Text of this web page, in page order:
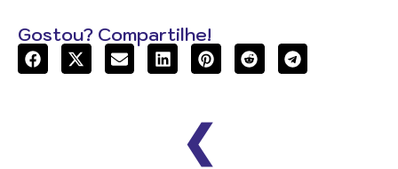
Gostou? Compartilhe!
❮